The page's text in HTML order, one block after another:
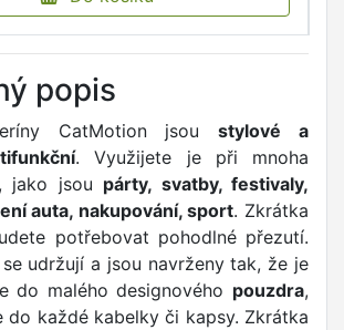
popis
CatMotion jsoustylové a
. Využijete je při mnoha
jako jsou párty, svatby, festivaly,
auta, nakupování, sport. Zkrátka
potřebovat pohodlné přezutí.
udržují a jsou navrženy tak, že je
do malého designového pouzdra,
do každé kabelky či kapsy. Zkrátka